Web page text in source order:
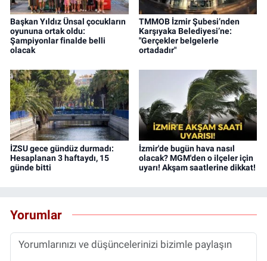
Başkan Yıldız Ünsal çocukların
oyununa ortak oldu:
Şampiyonlar finalde belli
olacak
TMMOB İzmir Şubesi’nden
Karşıyaka Belediyesi’ne:
"Gerçekler belgelerle
ortadadır"
İZSU gece gündüz durmadı:
Hesaplanan 3 haftaydı, 15
günde bitti
İzmir'de bugün hava nasıl
olacak? MGM'den o ilçeler için
uyarı! Akşam saatlerine dikkat!
Yorumlar